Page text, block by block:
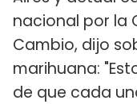
nacional por la
Cambio, dijo
marihuana:
de que cada